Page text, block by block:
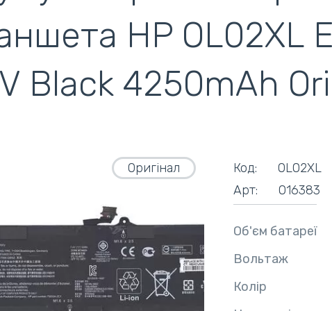
HP OL02XL
Black 4250mAh
Оригінал Код:
OL02XL
Арт:
016383
Об'єм батареї
Вольтаж
Колір